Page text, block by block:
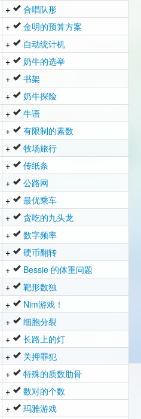
+
合唱队形
+
金明的预算方案
+
自动统计机
+
奶牛的选举
+
书架
+
奶牛探险
+
牛语
+
有限制的素数
+
牧场旅行
+
传纸条
+
公路网
+
最优乘车
+
贪吃的九头龙
+
数字频率
+
硬币翻转
+
Bessie 的体重问题
+
靶形数独
+
Nim游戏！
+
细胞分裂
+
长路上的灯
+
关押罪犯
+
特殊的质数肋骨
+
数对的个数
+
玛雅游戏